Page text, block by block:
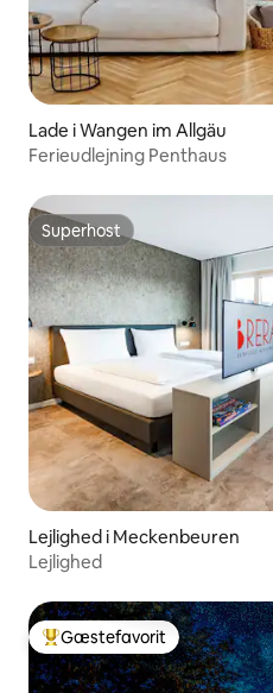
Lade i Wangen im Allgäu
Ferieudlejning Penthaus
Superhost
Superhost
Lejlighed i Meckenbeuren
Lejlighed
Bedste gæstefavorit
Gæstefavorit